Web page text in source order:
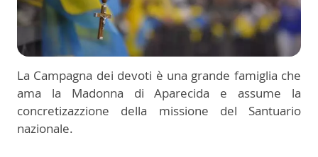
La Campagna dei devoti è una grande famiglia che
ama la Madonna di Aparecida e assume la
concretizazzione della missione del Santuario
nazionale.